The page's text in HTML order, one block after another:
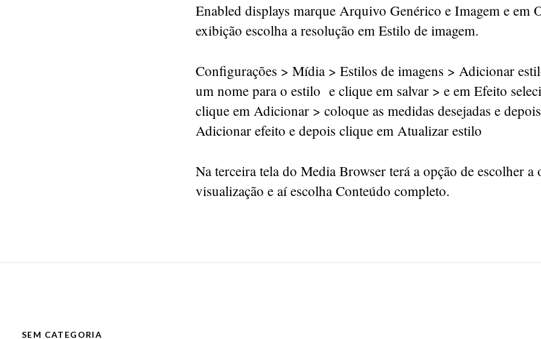
Enabled displays marque Arquivo Genérico e Imagem e em
exibição escolha a resolução em Estilo de imagem.
Configurações > Mídia > Estilos de imagens > Adicionar
um nome para o estilo e clique em salvar > e em Efeito
clique em Adicionar > coloque as medidas desejadas e
Adicionar efeito e depois clique em Atualizar estilo
Na terceira tela do Media Browser terá a opção de escolher a
visualização e aí escolha Conteúdo completo.
SEM CATEGORIA